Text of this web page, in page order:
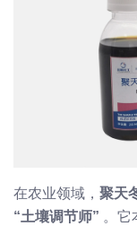
在农业领域， 聚天
“土壤调节师” 。它